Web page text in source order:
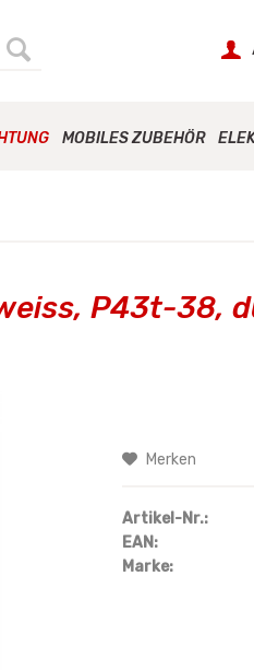
MOBILES ZUBEHÖR
P43t-38,
Merken
Artikel-Nr.:
EAN:
Marke: